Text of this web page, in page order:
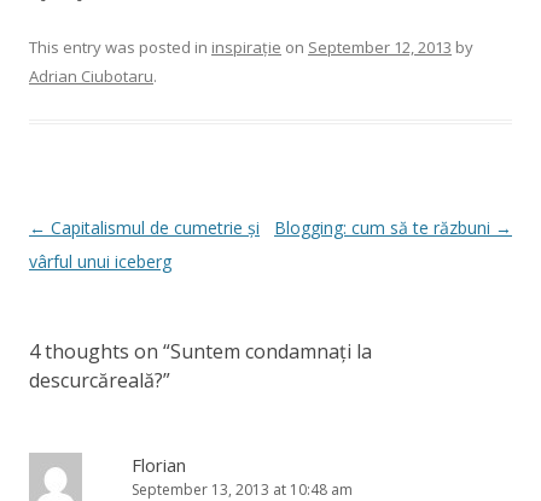
This entry was posted in inspirație on September 12, 2013 by
Adrian Ciubotaru.
Post
navigation
← Capitalismul de cumetrie și
vârful unui iceberg
Blogging: cum să te răzbuni →
4 thoughts on “Suntem condamnați la
descurcăreală?”
Florian
September 13, 2013 at 10:48 am